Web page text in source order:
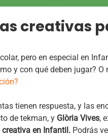
creativas
pero en especial en
y con qué deben jugar? O
tienen respuesta, y las
de tekman, y Glòria Vives,
en Infantil. Podrás